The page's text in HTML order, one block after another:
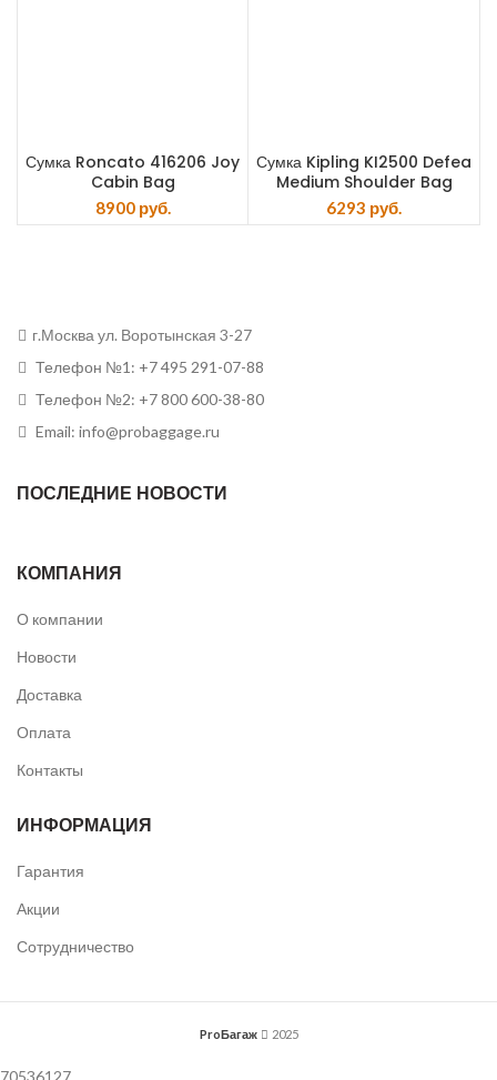
Сумка Roncato 416206 Joy
Cabin Bag
8900руб.
Сумка Kipling KI2500 Defea
Medium Shoulder Bag
6293 руб.
г.Москва ул. Воротынская 3-27
Телефон №1: +7 495 291-07-88
Телефон №2: +7 800 600-38-80
Email: info@probaggage.ru
ПОСЛЕДНИЕ НОВОСТИ
КОМПАНИЯ
О компании
Новости
Доставка
Оплата
Контакты
ИНФОРМАЦИЯ
Гарантия
Акции
Сотрудничество
ProБагаж 2025
70536127